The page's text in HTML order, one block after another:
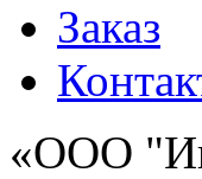
Заказ
«ООО